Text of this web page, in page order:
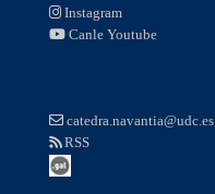
Instagram
Canle Youtube
catedra.navantia@udc.es
RSS